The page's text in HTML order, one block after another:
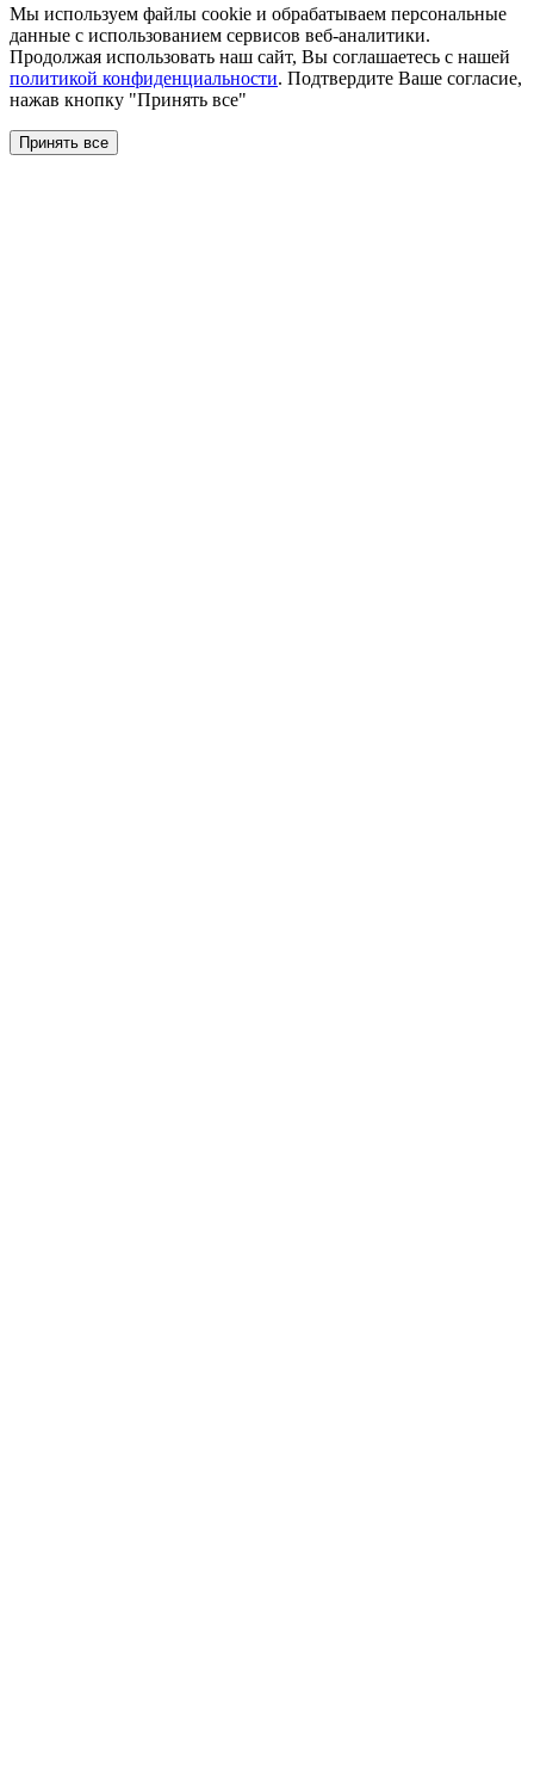
Мы используем файлы сookie и обрабатываем персональные
данные с использованием сервисов веб-аналитики.
Продолжая использовать наш сайт, Вы соглашаетесь с нашей
политикой конфиденциальности. Подтвердите Ваше согласие,
нажав кнопку "Принять все"
Принять все